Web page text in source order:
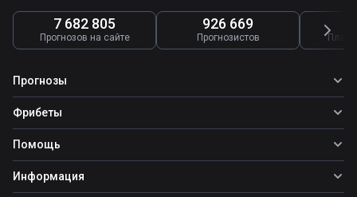
7 682 805
Прогнозов на сайте
926 669
Прогнозистов
Прогнозы
Все прогнозы
Топ ставок
Прогнозы на футбол
Фрибеты
Фрибеты
Фрибет Ubet
Фрибет Фонбет
Помощь
Школа ставок
Вопросы и ответы
Информация